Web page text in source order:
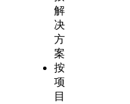
解
决
方
案
按
项
目